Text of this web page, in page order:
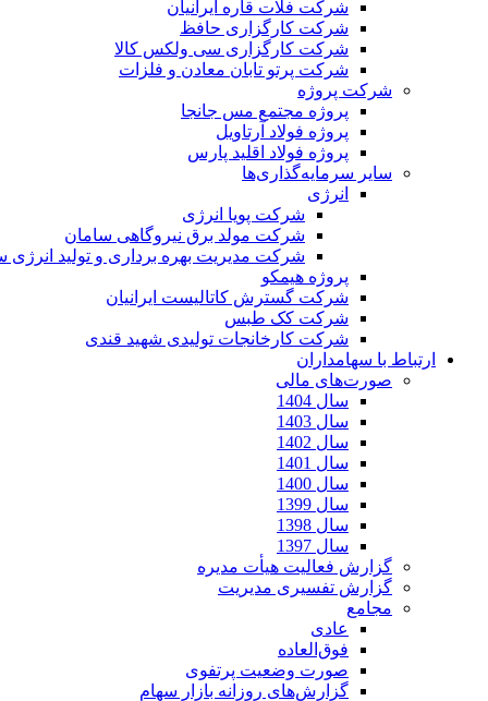
شرکت فلات قاره ایرانیان
شرکت کارگزاری حافظ
شرکت کارگزاری سی ولکس کالا
شرکت پرتو تابان معادن و فلزات
شرکت پروژه
پروژه مجتمع مس جانجا
پروژه فولاد آرتاویل
پروژه فولاد اقلید پارس
سایر سرمایه‌گذاری‌ها
انرژی
شرکت پویا انرژی
شرکت مولد برق نیروگاهی سامان
شرکت مدیریت بهره برداری و تولید انرژی
پروژه هیمکو
شرکت گسترش کاتالیست ایرانیان
شرکت کک طبس
شرکت کارخانجات تولیدی شهید قندی
ارتباط با سهامداران
صورت‌های مالی
سال 1404
سال 1403
سال 1402
سال 1401
سال 1400
سال 1399
سال 1398
سال 1397
گزارش فعالیت هیأت مدیره
گزارش تفسیری مدیریت
مجامع
عادی
فوق‌العاده
صورت وضعیت پرتفوی
گزارش‌های روزانه بازار سهام